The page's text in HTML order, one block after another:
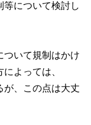
等について検討し
ついて規制はかけ
よっては、
が、この点は大丈